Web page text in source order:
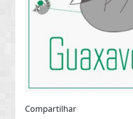
Compartilhar